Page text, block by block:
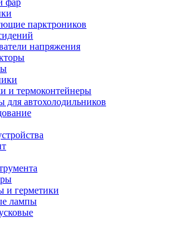
парктроников
напряжения
и термоконтейнеры
для автохолодильников
и герметики
лампы